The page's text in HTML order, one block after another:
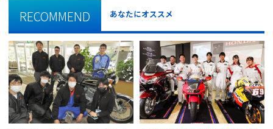
RECOMMEND あなたにオススメ